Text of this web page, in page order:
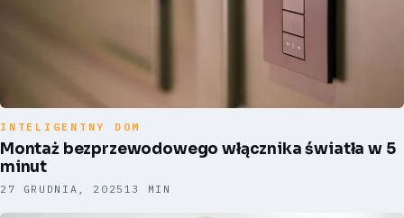
INTELIGENTNY DOM
Montaż bezprzewodowego włącznika światła w 5
minut
27 GRUDNIA, 2025 13 MIN